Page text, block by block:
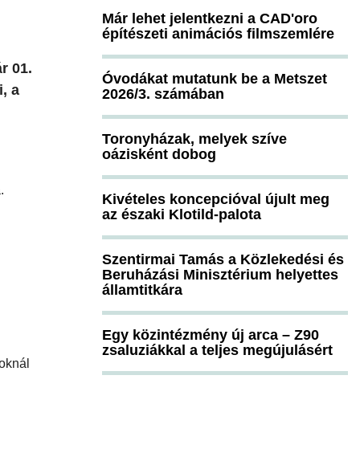
01.
a
Már lehet jelentkezni a CAD'oro
építészeti animációs filmszemlére
Óvodákat mutatunk be a Metszet
2026/3. számában
Toronyházak, melyek szíve
oázisként dobog
Kivételes koncepcióval újult meg
az északi Klotild-palota
Szentirmai Tamás a Közlekedési és
Beruházási Minisztérium helyettes
államtitkára
Egy közintézmény új arca – Z90
zsaluziákkal a teljes megújulásért